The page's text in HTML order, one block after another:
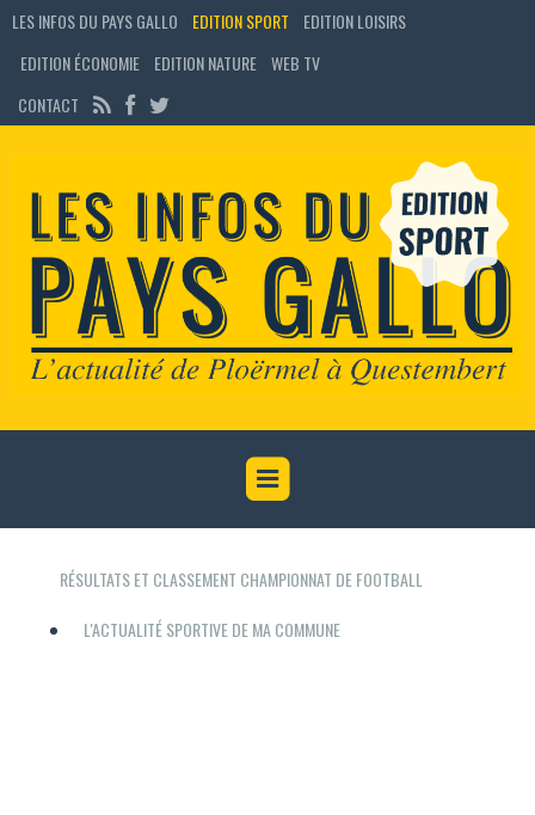
LES INFOS DU PAYS GALLO EDITION SPORT
EDITION LOISIRS
EDITION ÉCONOMIE
EDITION NATURE WEB TV
CONTACT
RÉSULTATS ET CLASSEMENT CHAMPIONNAT DE FOOTBALL
L'ACTUALITÉ SPORTIVE DE MA COMMUNE